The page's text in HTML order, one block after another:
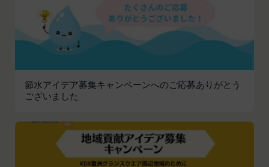
節水アイデア募集キャンペーンへのご応募ありがとう
ございました
個人を識別できない形式に加工した上での統計
データの作成
お客さまアンケートの実施
マーケティング調査、統計、分析
システムメンテナンス、不具合への対応
技術サポートの提供、会員からの問い合わせ対
応
本規約その他当社が会員との間で定める規約に
違反する行為に対する対応
第13条（サービスの変更・廃止）